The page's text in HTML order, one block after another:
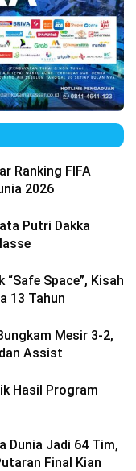
Ranking FIFA
2026
Putri Dakka
Space”, Kisah
13 Tahun
Mesir 3-2,
Assist
Hasil Program
Dunia Jadi 64 Tim,
Final Kian